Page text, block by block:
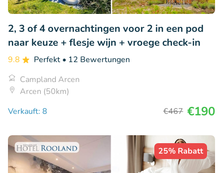
2, 3 of 4 overnachtingen voor 2 in een pod
naar keuze + flesje wijn + vroege check-in
9.8 Perfekt • 12 Bewertungen
Campland Arcen
Arcen (50km)
Verkauft: 8
€467 €190
25% Rabatt